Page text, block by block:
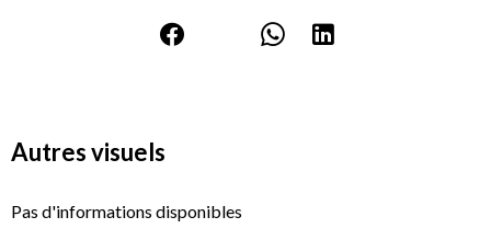
Autres visuels
Pas d'informations disponibles